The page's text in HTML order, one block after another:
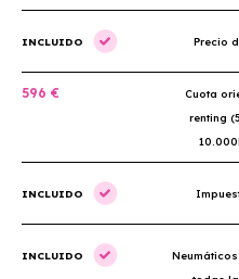
INCLUIDO Precio
596 €
Cuota
renting
INCLUIDO
INCLUIDO